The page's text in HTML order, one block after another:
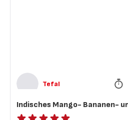
Tefal
Indisches Mango- Bananen-